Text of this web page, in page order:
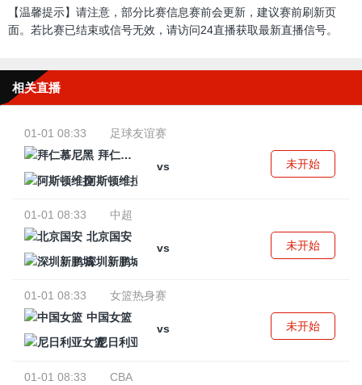
【温馨提示】请注意，部分比赛信息赛前会更新，建议赛前刷新页
面。若比赛已结束或信号无效，请访问24直播获取最新直播信号。
相关直播
01-01 08:33
足球友谊赛
拜仁慕尼黑
vs
阿斯顿维拉
未开始
01-01 08:33
中超
北京国安
vs
深圳新鹏城
未开始
01-01 08:33
女篮热身赛
中国女篮
vs
尼日利亚女篮
未开始
01-01 08:33
CBA